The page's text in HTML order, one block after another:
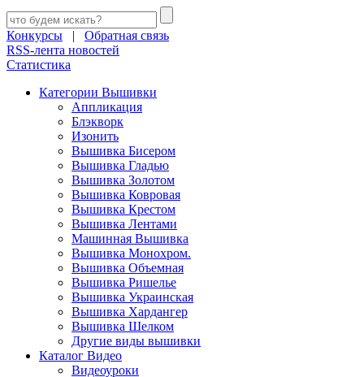
Конкурсы | Обратная связь
RSS-лента новостей
Статистика
Категории Вышивки
Аппликация
Блэкворк
Изонить
Вышивка Бисером
Вышивка Гладью
Вышивка Золотом
Вышивка Ковровая
Вышивка Крестом
Вышивка Лентами
Машинная Вышивка
Вышивка Монохром.
Вышивка Объемная
Вышивка Ришелье
Вышивка Украинская
Вышивка Хардангер
Вышивка Шелком
Другие виды вышивки
Каталог Видео
Видеоуроки